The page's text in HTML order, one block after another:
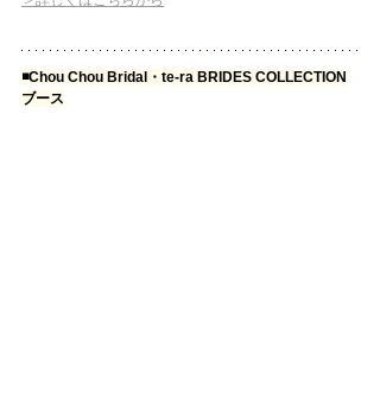
◾️Chou Chou Bridal・te-ra BRIDES COLLECTION
ブース